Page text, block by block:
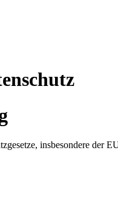
insbesondere der